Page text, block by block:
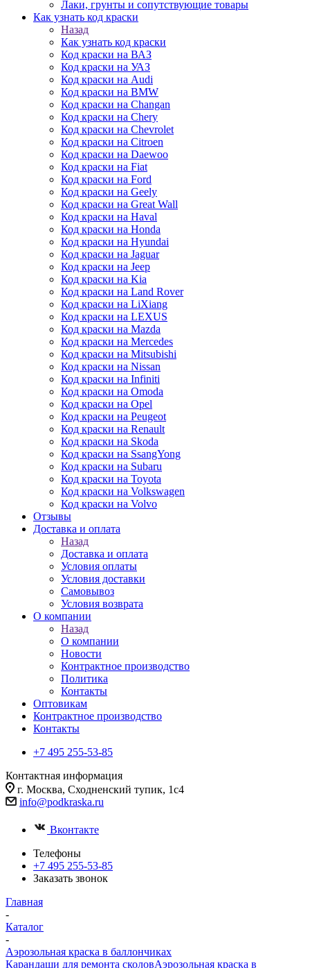
Лаки, грунты и сопутствующие товары
Как узнать код краски
Назад
Как узнать код краски
Код краски на ВАЗ
Код краски на УАЗ
Код краски на Audi
Код краски на BMW
Код краски на Changan
Код краски на Chery
Код краски на Chevrolet
Код краски на Citroen
Код краски на Daewoo
Код краски на Fiat
Код краски на Ford
Код краски на Geely
Код краски на Great Wall
Код краски на Haval
Код краски на Honda
Код краски на Hyundai
Код краски на Jaguar
Код краски на Jeep
Код краски на Kia
Код краски на Land Rover
Код краски на LiXiang
Код краски на LEXUS
Код краски на Mazda
Код краски на Mercedes
Код краски на Mitsubishi
Код краски на Nissan
Код краски на Infiniti
Код краски на Omoda
Код краски на Opel
Код краски на Peugeot
Код краски на Renault
Код краски на Skoda
Код краски на SsangYong
Код краски на Subaru
Код краски на Toyota
Код краски на Volkswagen
Код краски на Volvo
Отзывы
Доставка и оплата
Назад
Доставка и оплата
Условия оплаты
Условия доставки
Самовывоз
Условия возврата
О компании
Назад
О компании
Новости
Контрактное производство
Политика
Контакты
Оптовикам
Контрактное производство
Контакты
+7 495 255-53-85
Контактная информация
г. Москва, Сходненский тупик, 1с4
info@podkraska.ru
Вконтакте
Телефоны
+7 495 255-53-85
Заказать звонок
Главная
-
Каталог
-
Аэрозольная краска в баллончиках
Карандаши для ремонта сколовАэрозольная краска в